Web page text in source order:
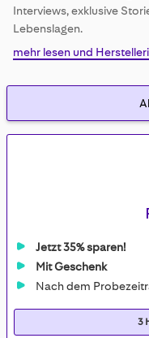
of
the
gallery
Interviews, exklusive
Lebenslagen.
mehr lesen und
Jetzt 35% sparen!
Mit Geschenk
Nach dem
3